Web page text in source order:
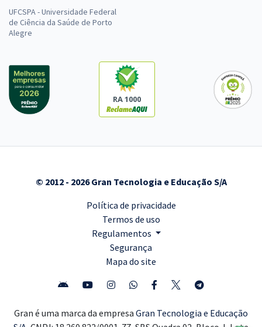
UFCSPA - Universidade Federal
de Ciência da Saúde de Porto
Alegre
RA 1000
© 2012 - 2026 Gran Tecnologia e Educação S/A
Política de privacidade
Termos de uso
Regulamentos
Segurança
Mapa do site
Gran é uma marca da empresa Gran Tecnologia e Educação